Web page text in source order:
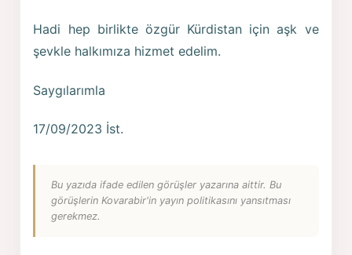
Hadi hep birlikte özgür Kürdistan için aşk ve
şevkle halkımıza hizmet edelim.
Saygılarımla
17/09/2023 İst.
Bu yazıda ifade edilen görüşler yazarına aittir. Bu
görüşlerin Kovarabir'in yayın politikasını yansıtması
gerekmez.